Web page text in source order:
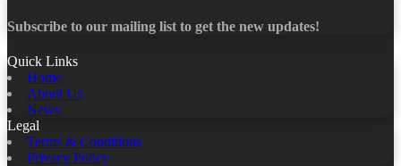
Subscribe to our mailing list to get the new updates!
Quick Links
Home
About Us
News
Legal
Terms & Conditions
Privacy Policy